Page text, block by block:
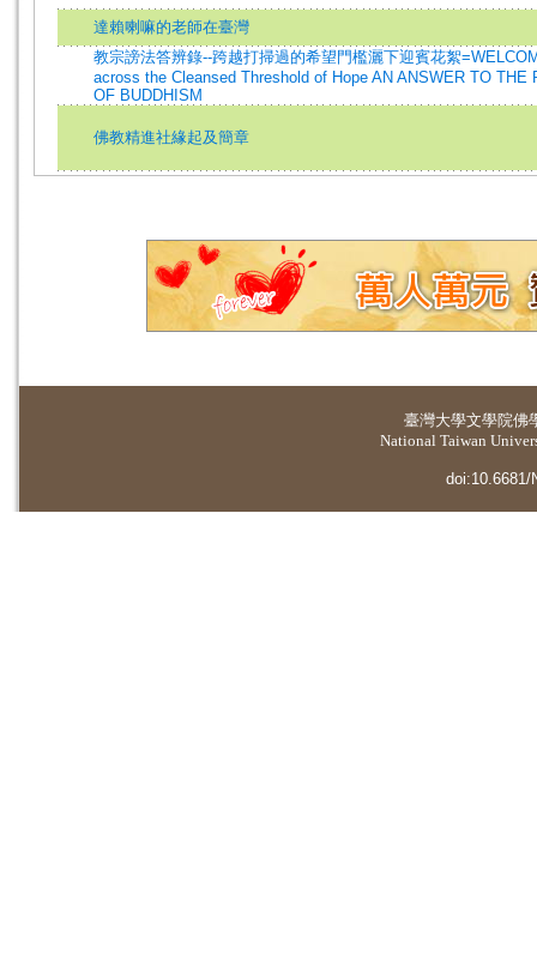
達賴喇嘛的老師在臺灣
教宗謗法答辨錄--跨越打掃過的希望門檻灑下迎賓花絮
across the Cleansed Threshold of Hope AN ANSWER TO THE
OF BUDDHISM
佛教精進社緣起及簡章
臺灣大學文學院佛
National Taiwan
doi:10.6681/